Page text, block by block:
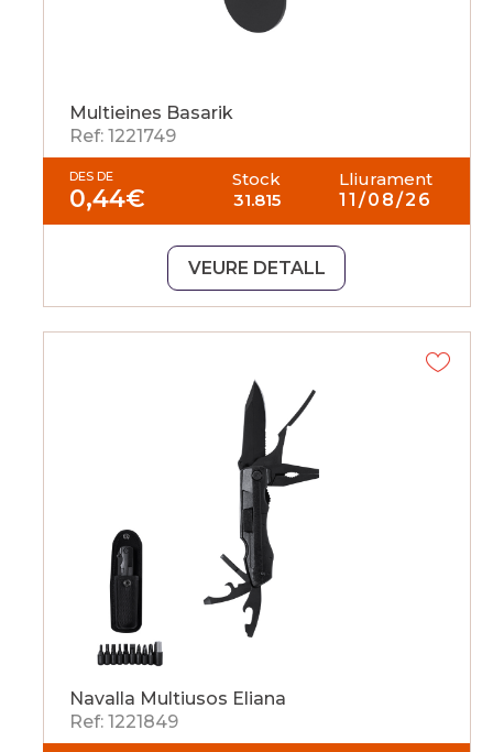
Multieines Basarik
Ref: 1221749
DES DE
0,44€
Stock
31.815
Lliurament
11/08/26
VEURE DETALL
Navalla Multiusos Eliana
Ref: 1221849